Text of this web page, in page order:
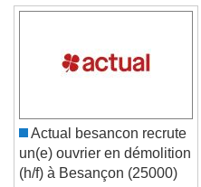
Caption Area
Font Size
Text Edge Style
Actual besancon recrute
un(e) ouvrier en démolition